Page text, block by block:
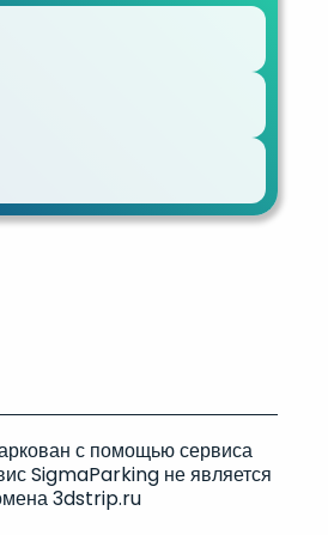
с помощью сервиса
SigmaParking не является
3dstrip.ru